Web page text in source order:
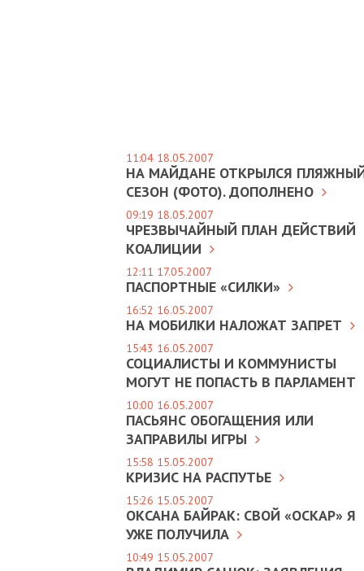
11:04 18.05.2007
НА МАЙДАНЕ ОТКРЫЛСЯ
СЕЗОН (ФОТО). ДОПОЛНЕНО
09:19 18.05.2007
ЧРЕЗВЫЧАЙНЫЙ ПЛАН ДЕЙСТВИЙ
КОАЛИЦИИ
12:11 17.05.2007
ПАСПОРТНЫЕ «СИЛКИ»
16:52 16.05.2007
НА МОБИЛКИ НАЛОЖАТ ЗАПРЕТ
15:43 16.05.2007
СОЦИАЛИСТЫ И КОММУНИСТЫ
МОГУТ НЕ ПОПАСТЬ В ПАРЛАМЕНТ
10:00 16.05.2007
ПАСЬЯНС ОБОГАЩЕНИЯ ИЛИ
ЗАПРАВИЛЫ ИГРЫ
15:58 15.05.2007
КРИЗИС НА РАСПУТЬЕ
15:26 15.05.2007
ОКСАНА БАЙРАК: СВОЙ «ОСКАР» Я
УЖЕ ПОЛУЧИЛА
10:49 15.05.2007